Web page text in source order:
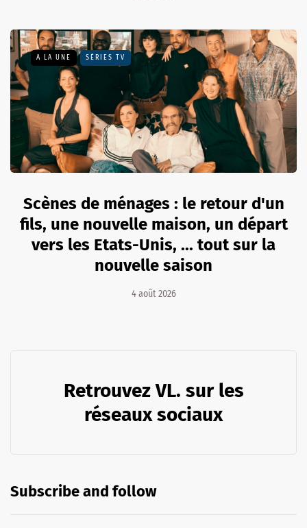
A LA UNE SÉRIES TV
Scènes de ménages : le retour d'un
fils, une nouvelle maison, un départ
vers les Etats-Unis, ... tout sur la
nouvelle saison
4 août 2026
Retrouvez VL. sur les
réseaux sociaux
Subscribe and follow